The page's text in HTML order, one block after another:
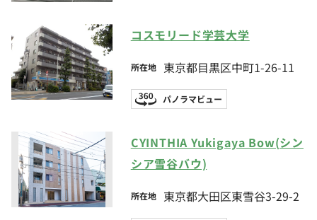
コスモリード学芸大学
所在地 東京都目黒区中町1-26-11
パノラマビュー
CYINTHIA Yukigaya Bow(シン
シア雪谷バウ)
所在地 東京都大田区東雪谷3-29-2